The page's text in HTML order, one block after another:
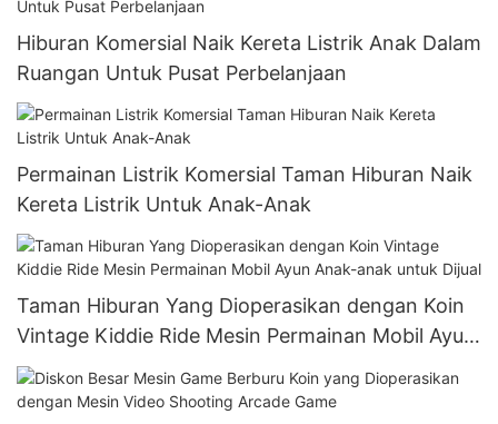
Hiburan Komersial Naik Kereta Listrik Anak Dalam
Ruangan Untuk Pusat Perbelanjaan
Permainan Listrik Komersial Taman Hiburan Naik
Kereta Listrik Untuk Anak-Anak
Taman Hiburan Yang Dioperasikan dengan Koin
Vintage Kiddie Ride Mesin Permainan Mobil Ayun
Anak-anak untuk Dijual